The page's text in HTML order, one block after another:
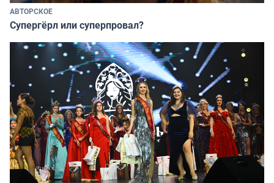
АВТОРСКОЕ
Супергёрл или суперпровал?